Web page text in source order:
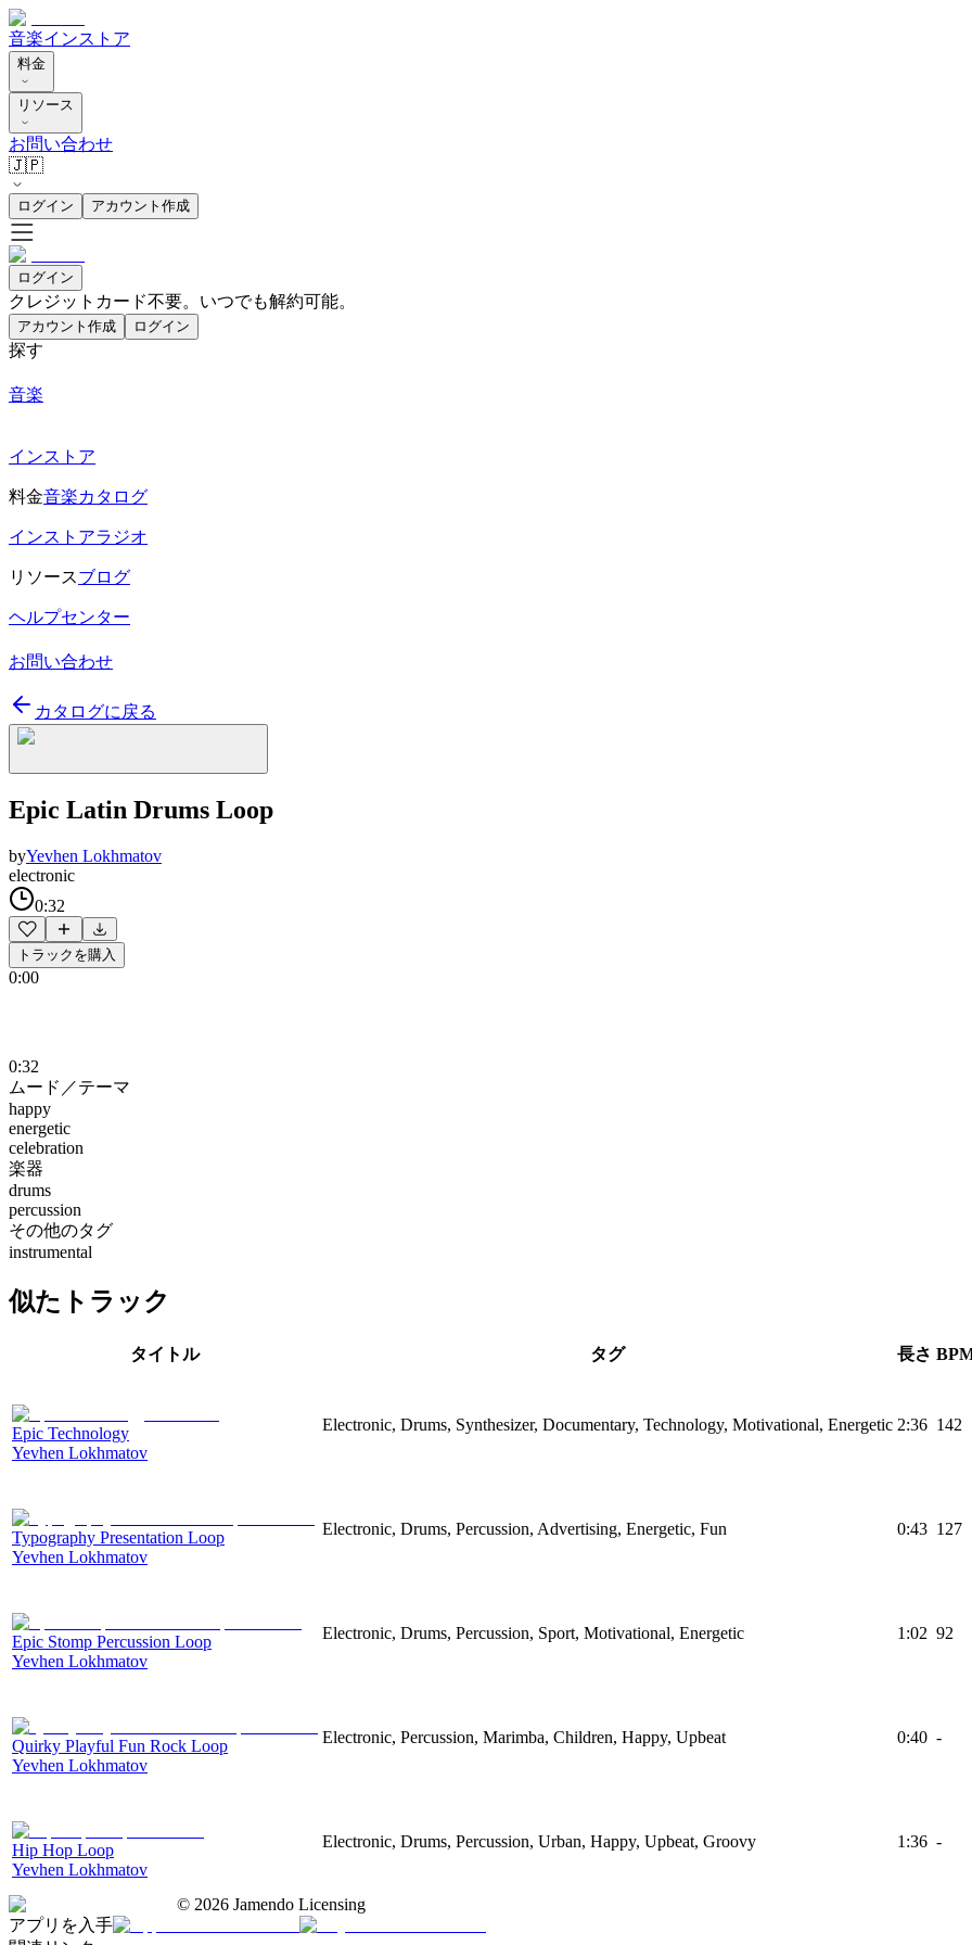
音楽インストア
料金
リソース
お問い合わせ
🇯🇵
ログイン アカウント作成
ログイン
クレジットカード不要。いつでも解約可能。
アカウント作成 ログイン
探す
音楽
インストア
料金音楽カタログ
インストアラジオ
リソースブログ
ヘルプセンター
お問い合わせ
カタログに戻る
Epic Latin Drums Loop
byYevhen Lokhmatov
electronic
0:32
トラックを購入
0:00
0:32
ムード／テーマ
happy
energetic
celebration
楽器
drums
percussion
その他のタグ
instrumental
似たトラック
タイトル タグ 長さ
Epic Technology
Yevhen Lokhmatov
Electronic, Drums, Synthesizer, Documentary, Technology, Motivational, Energetic 2:36 142
Typography Presentation Loop
Yevhen Lokhmatov
Electronic, Drums, Percussion, Advertising, Energetic, Fun 0:43 127
Epic Stomp Percussion Loop
Yevhen Lokhmatov
Electronic, Drums, Percussion, Sport, Motivational, Energetic 1:02 92
Quirky Playful Fun Rock Loop
Yevhen Lokhmatov
Electronic, Percussion, Marimba, Children, Happy, Upbeat 0:40 -
Hip Hop Loop
Yevhen Lokhmatov
Electronic, Drums, Percussion, Urban, Happy, Upbeat, Groovy 1:36 -
© 2026 Jamendo Licensing
アプリを入手